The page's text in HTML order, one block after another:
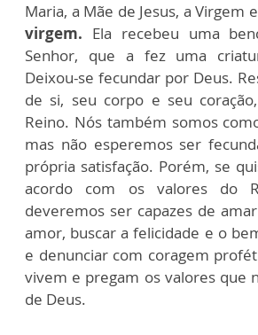
Maria, a Mãe de Jesus, a Virgem
virgem. Ela recebeu uma
Senhor, que a fez uma
Deixou-se fecundar por Deus.
de si, seu corpo e seu
Reino. Nós também somos
mas não esperemos ser
própria satisfação. Porém, se
acordo com os valores do
deveremos ser capazes de
amor, buscar a felicidade e o
e denunciar com coragem
vivem e pregam os valores que
de Deus.